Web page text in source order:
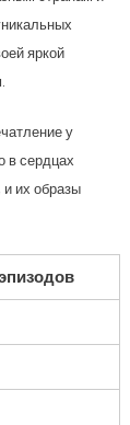
яркой
у
в сердцах
их образы